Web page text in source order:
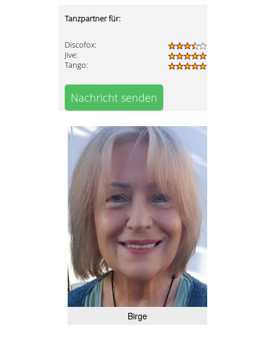
Tanzpartner für:
Discofox:
Jive:
Tango:
Nachricht senden
Birge